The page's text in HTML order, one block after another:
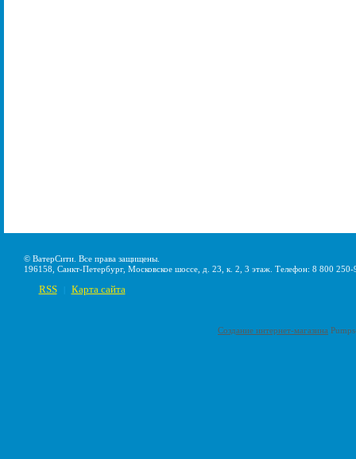
© ВатерСити. Все права защищены.
196158, Санкт-Петербург, Московское шоссе, д. 23, к. 2, 3 этаж. Телефон: 8 800
RSS Карта сайта
Создание интернет-магазина